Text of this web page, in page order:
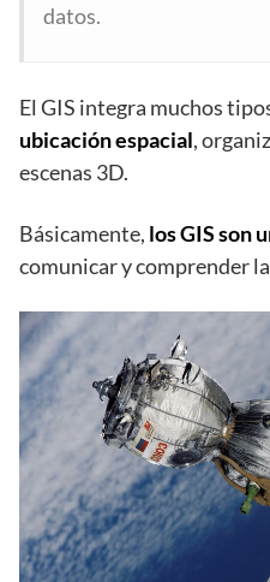
datos.
El GIS integra muchos
ubicación espacial,
escenas 3D.
Básicamente, los GIS son
comunicar y comprender